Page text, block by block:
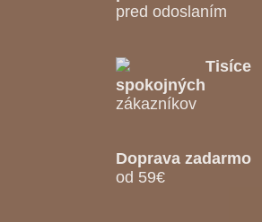
pred odoslaním
Tisíce
spokojných
zákazníkov
Doprava zadarmo
od 59€